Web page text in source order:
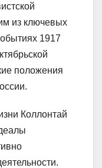
из ключевых
1917
положения
Коллонтай